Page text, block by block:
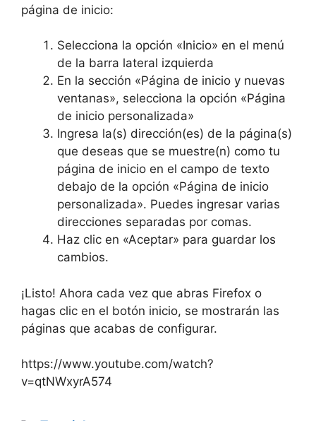
página de inicio:
Selecciona la opción «Inicio» en el menú
de la barra lateral izquierda
En la sección «Página de inicio y nuevas
ventanas», selecciona la opción «Página
de inicio personalizada»
Ingresa la(s) dirección(es) de la página(s)
que deseas que se muestre(n) como tu
página de inicio en el campo de texto
debajo de la opción «Página de inicio
personalizada». Puedes ingresar varias
direcciones separadas por comas.
Haz clic en «Aceptar» para guardar los
cambios.
¡Listo! Ahora cada vez que abras Firefox o
hagas clic en el botón inicio, se mostrarán las
páginas que acabas de configurar.
https://www.youtube.com/watch?
v=qtNWxyrA574